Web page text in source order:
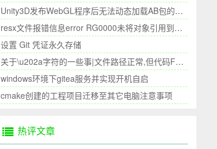
Unity3D发布WebGL程序后无法动态加载AB包的问题
resx文件报错信息error RG0000未将对象引用到设置的实例||未能加载文件或程序集
设置 Git 凭证永久存储
关于\u202a字符的一些事|文件路径正常,但代码File.Exists显示文件不存在|复制的文件路径和手写的路径不一致
windows环境下gitea服务并实现开机自启
cmake创建的工程项目迁移至其它电脑注意事项
热评文章